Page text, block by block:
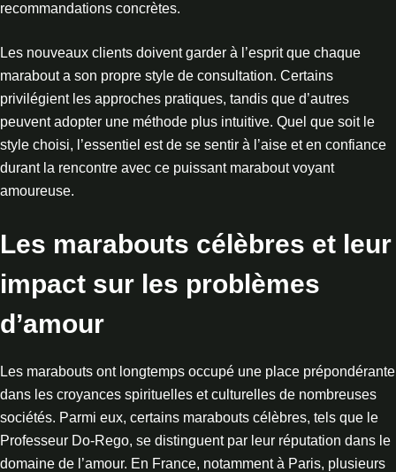
recommandations concrètes.
Les nouveaux clients doivent garder à l’esprit que chaque
marabout a son propre style de consultation. Certains
privilégient les approches pratiques, tandis que d’autres
peuvent adopter une méthode plus intuitive. Quel que soit le
style choisi, l’essentiel est de se sentir à l’aise et en confiance
durant la rencontre avec ce puissant marabout voyant
amoureuse.
Les marabouts célèbres et leur
impact sur les problèmes
d’amour
Les marabouts ont longtemps occupé une place prépondérante
dans les croyances spirituelles et culturelles de nombreuses
sociétés. Parmi eux, certains marabouts célèbres, tels que le
Professeur Do-Rego, se distinguent par leur réputation dans le
domaine de l’amour. En France, notamment à Paris, plusieurs